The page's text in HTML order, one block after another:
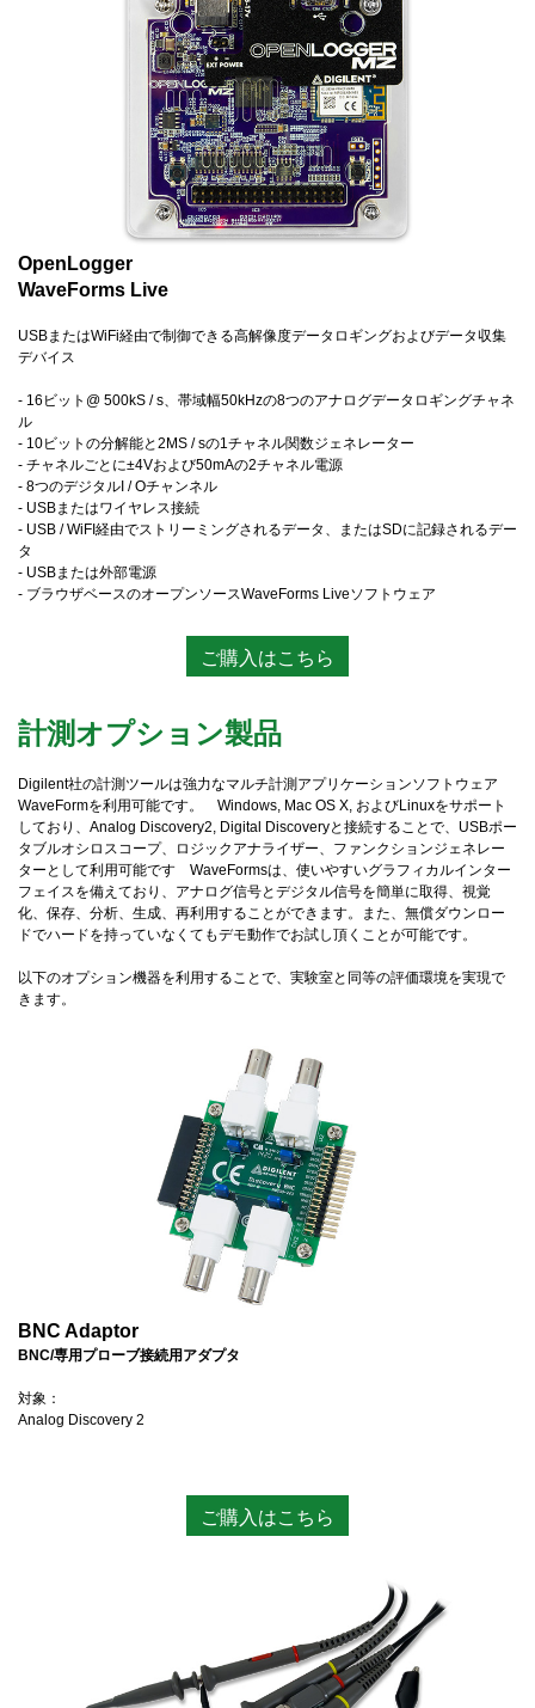
OpenLogger
WaveForms Live
USBまたはWiFi経由で制御できる高解像度データロギングおよびデータ収集
デバイス
- 16ビット@ 500kS / s、帯域幅50kHzの8つのアナログデータロギングチャネ
ル
- 10ビットの分解能と2MS / sの1チャネル関数ジェネレーター
- チャネルごとに±4Vおよび50mAの2チャネル電源
- 8つのデジタルI / Oチャンネル
- USBまたはワイヤレス接続
- USB / WiFI経由でストリーミングされるデータ、またはSDに記録されるデー
タ
- USBまたは外部電源
- ブラウザベースのオープンソースWaveForms Liveソフトウェア
ご購入はこちら
計測オプション製品
Digilent社の計測ツールは強力なマルチ計測アプリケーションソフトウェア
WaveFormを利用可能です。 Windows, Mac OS X, およびLinuxをサポート
しており、Analog Discovery2, Digital Discoveryと接続することで、USBポー
タブルオシロスコープ、ロジックアナライザー、ファンクションジェネレー
ターとして利用可能です WaveFormsは、使いやすいグラフィカルインター
フェイスを備えており、アナログ信号とデジタル信号を簡単に取得、視覚
化、保存、分析、生成、再利用することができます。また、無償ダウンロー
ドでハードを持っていなくてもデモ動作でお試し頂くことが可能です。
以下のオプション機器を利用することで、実験室と同等の評価環境を実現で
きます。
BNC Adaptor
BNC/専用プローブ接続用アダプタ
対象：
Analog Discovery 2
ご購入はこちら